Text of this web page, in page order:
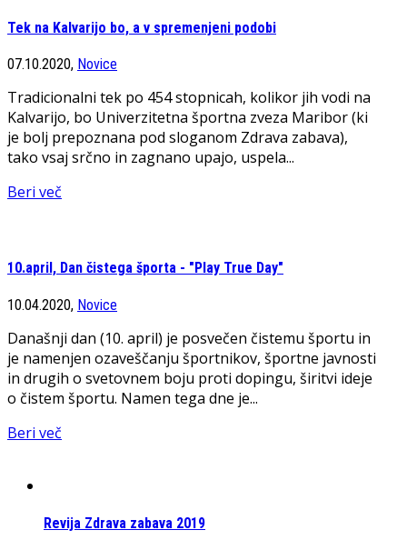
Tek na Kalvarijo bo, a v spremenjeni podobi
07.10.2020, Novice
Tradicionalni tek po 454 stopnicah, kolikor jih vodi na
Kalvarijo, bo Univerzitetna športna zveza Maribor (ki
je bolj prepoznana pod sloganom Zdrava zabava),
tako vsaj srčno in zagnano upajo, uspela...
Beri več
10.april, Dan čistega športa - "Play True Day"
10.04.2020, Novice
Današnji dan (10. april) je posvečen čistemu športu in
je namenjen ozaveščanju športnikov, športne javnosti
in drugih o svetovnem boju proti dopingu, širitvi ideje
o čistem športu. Namen tega dne je...
Beri več
Revija Zdrava zabava 2019